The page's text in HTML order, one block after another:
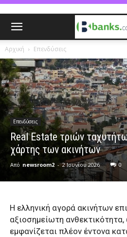
Αρχική Επενδύσεις
Επενδύσεις
Real Estate τριών
χάρτης των ακινήτων
Από newsroom2 - 2 Ιουνίου 2026 0
Η ελληνική αγορά ακινήτων
αξιοσημείωτη
εμφανίζεται πλέον έντονα